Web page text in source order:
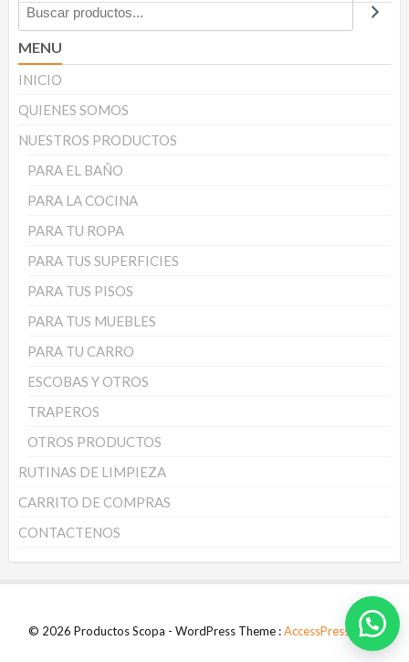
MENU
INICIO
QUIENES SOMOS
NUESTROS PRODUCTOS
PARA EL BAÑO
PARA LA COCINA
PARA TU ROPA
PARA TUS SUPERFICIES
PARA TUS PISOS
PARA TUS MUEBLES
PARA TU CARRO
ESCOBAS Y OTROS
TRAPEROS
OTROS PRODUCTOS
RUTINAS DE LIMPIEZA
CARRITO DE COMPRAS
CONTACTENOS
© 2026 Productos Scopa - WordPress Theme :AccessPress Store